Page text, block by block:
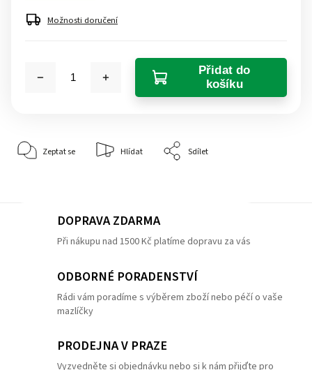
Možnosti doručení
Přidat do
košíku
Zeptat se Hlídat Sdílet
DOPRAVA ZDARMA
Při nákupu nad 1500 Kč platíme dopravu za vás
ODBORNÉ PORADENSTVÍ
Rádi vám poradíme s výběrem zboží nebo péčí o vaše
mazlíčky
PRODEJNA V PRAZE
Vyzvedněte si objednávku nebo si k nám přijďte pro